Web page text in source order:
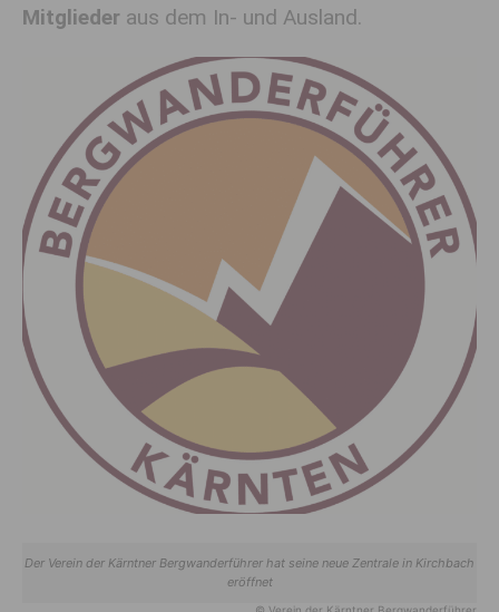
Mitglieder aus dem In- und Ausland.
Der Verein der Kärntner Bergwanderführer hat seine neue Zentrale in Kirchbach
eröffnet